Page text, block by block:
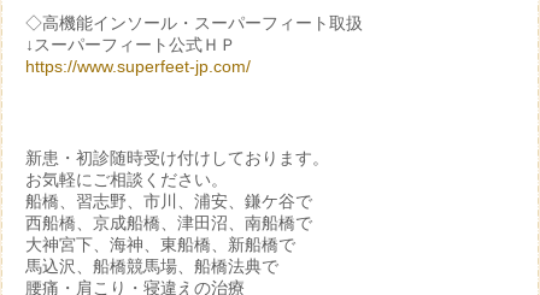
◇高機能インソール・スーパーフィート取扱
↓スーパーフィート公式ＨＰ
https://www.superfeet-jp.com/
新患・初診随時受け付けしております。
お気軽にご相談ください。
船橋、習志野、市川、浦安、鎌ケ谷で
西船橋、京成船橋、津田沼、南船橋で
大神宮下、海神、東船橋、新船橋で
馬込沢、船橋競馬場、船橋法典で
腰痛・肩こり・寝違えの治療